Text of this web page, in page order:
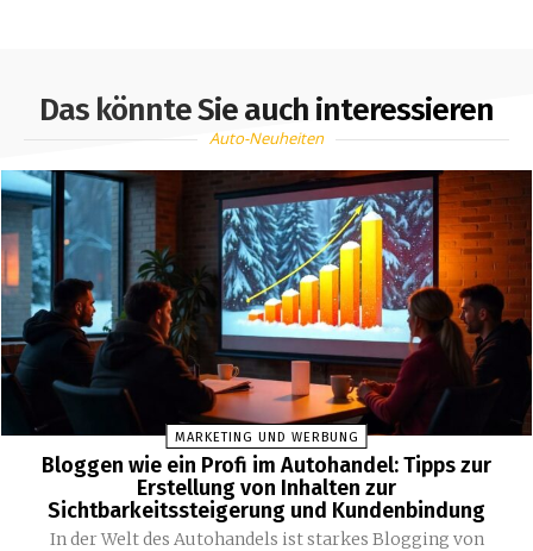
Das könnte Sie auch interessieren
Auto-Neuheiten
MARKETING UND WERBUNG
Bloggen wie ein Profi im Autohandel: Tipps zur
Erstellung von Inhalten zur
Sichtbarkeitssteigerung und Kundenbindung
In der Welt des Autohandels ist starkes Blogging von